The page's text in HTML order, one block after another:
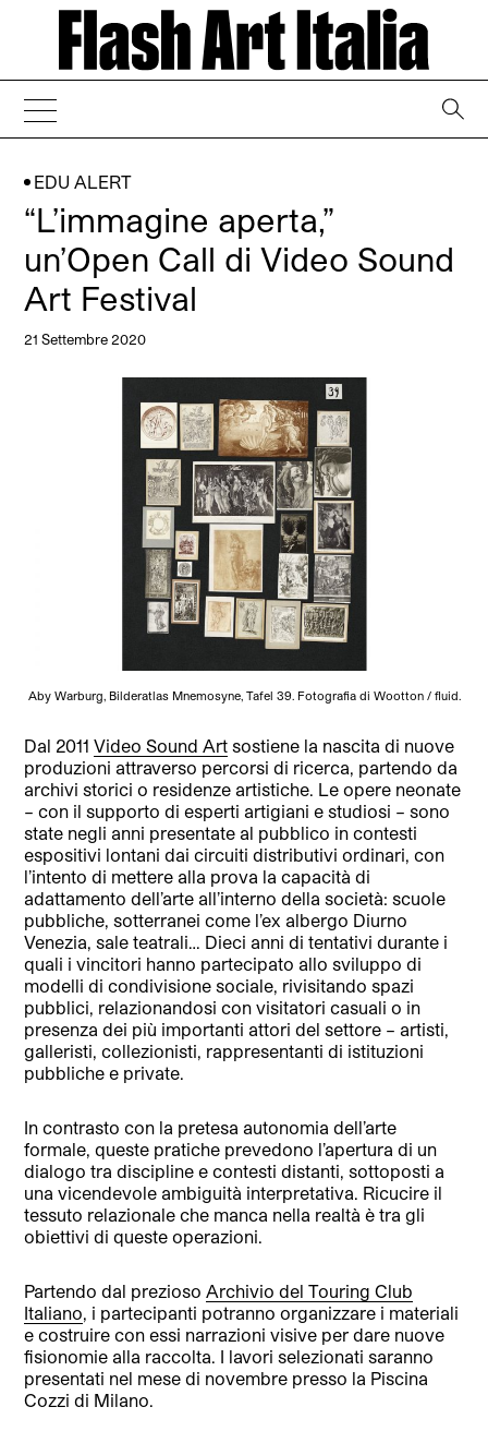
EDU ALERT
“L’immagine aperta,”
un’Open Call di Video Sound
Art Festival
21 Settembre 2020
Aby Warburg, Bilderatlas Mnemosyne, Tafel 39. Fotografia di Wootton / fluid.
Dal 2011Video Sound Art sostiene la nascita di nuove
produzioni attraverso percorsi di ricerca, partendo da
archivi storici o residenze artistiche. Le opere neonate
– con il supporto di esperti artigiani e studiosi – sono
state negli anni presentate al pubblico in contesti
espositivi lontani dai circuiti distributivi ordinari, con
l’intento di mettere alla prova la capacità di
adattamento dell’arte all’interno della società: scuole
pubbliche, sotterranei come l’ex albergo Diurno
Venezia, sale teatrali… Dieci anni di tentativi durante i
quali i vincitori hanno partecipato allo sviluppo di
modelli di condivisione sociale, rivisitando spazi
pubblici, relazionandosi con visitatori casuali o in
presenza dei più importanti attori del settore – artisti,
galleristi, collezionisti, rappresentanti di istituzioni
pubbliche e private.
In contrasto con la pretesa autonomia dell’arte
formale, queste pratiche prevedono l’apertura di un
dialogo tra discipline e contesti distanti, sottoposti a
una vicendevole ambiguità interpretativa. Ricucire il
tessuto relazionale che manca nella realtà è tra gli
obiettivi di queste operazioni.
Partendo dal preziosoArchivio del Touring Club
Italiano, i partecipanti potranno organizzare i materiali
e costruire con essi narrazioni visive per dare nuove
fisionomie alla raccolta. I lavori selezionati saranno
presentati nel mese di novembre presso la Piscina
Cozzi di Milano.